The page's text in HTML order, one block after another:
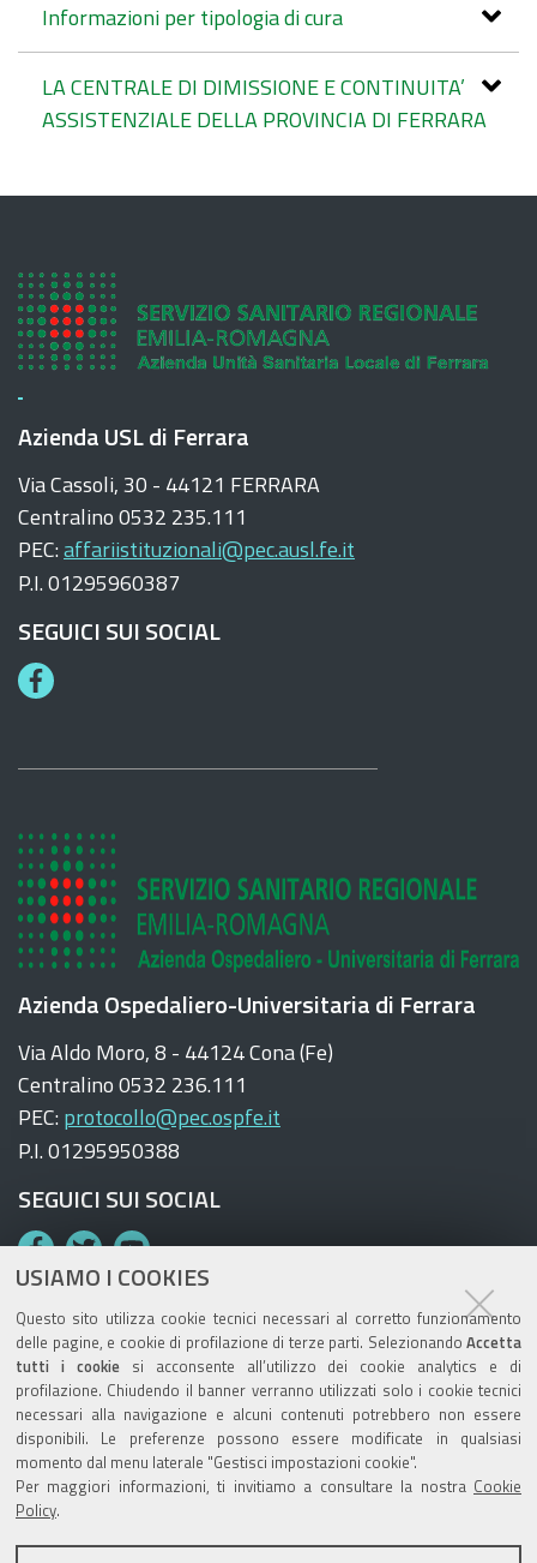
USIAMO I COOKIES
Questo sito utilizza cookie tecnici necessari al corretto funzionamento
delle pagine, e cookie di profilazione di terze parti. Selezionando Accetta
tutti i cookiesi acconsente all’utilizzo dei cookie analytics e di
profilazione. Chiudendo il banner verranno utilizzati solo i cookie tecnici
necessari alla navigazione e alcuni contenuti potrebbero non essere
disponibili. Le preferenze possono essere modificate in qualsiasi
momento dal menu laterale "Gestisci impostazioni cookie".
Per maggiori informazioni, ti invitiamo a consultare la nostra Cookie
Policy.
Informazioni per tipologia di cura
LA CENTRALE DI DIMISSIONE E CONTINUITA’
ASSISTENZIALE DELLA PROVINCIA DI FERRARA
Azienda USL di Ferrara
Via Cassoli, 30 - 44121 FERRARA
Centralino 0532 235.111
PEC:affariistituzionali@pec.ausl.fe.it
P.I. 01295960387
SEGUICI SUI SOCIAL
F
e
o
o
k
Azienda Ospedaliero-Universitaria di Ferrara
Via Aldo Moro, 8 - 44124 Cona (Fe)
Centralino 0532 236.111
PEC: protocollo@pec.ospfe.it
P.I. 01295950388
SEGUICI SUI SOCIAL
F
a
c
e
b
o
o
k
T
w
t
t
e
r
Y
o
u
T
u
b
e
TRASPARENZA
Amministrazione trasparente AUSL
Amministrazione trasparente OSPFE
LA NOSTRA REDAZIONE